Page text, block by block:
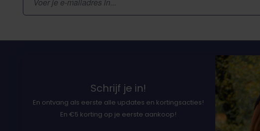
Vacatures
Bestellen en levering
Schrijf je in!
En ontvang als eerste alle updates en kortingsacties!
En €5 korting op je eerste aankoop!